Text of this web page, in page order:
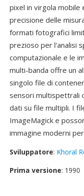
pixel in virgola mobile
precisione delle
formati fotografici
prezioso per l'analisi
computazionale e le
multi-banda offre un
singolo file di
sensori multispettrali
dati su file multipli. I
ImageMagick e
immagine moderni
Sviluppatore: Khoral
Prima versione: 1990